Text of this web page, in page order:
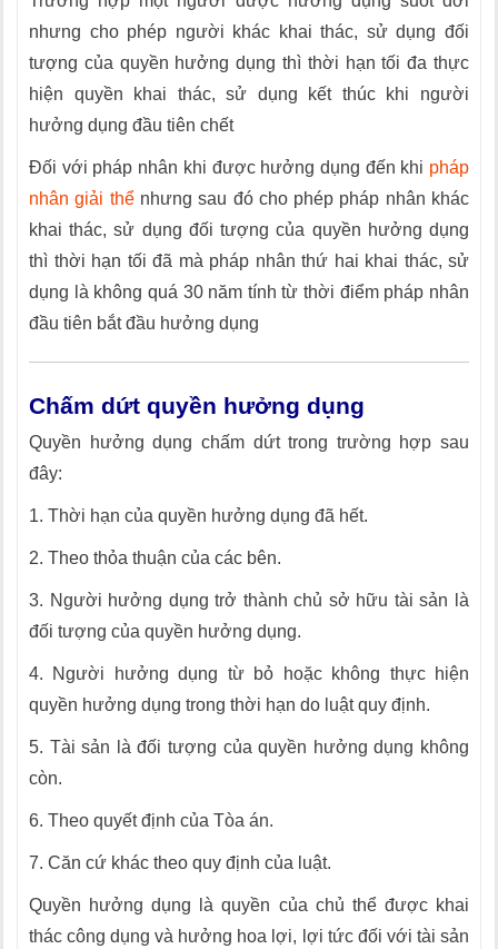
nhưng cho phép người khác khai thác, sử dụng đối
tượng của quyền hưởng dụng thì thời hạn tối đa thực
hiện quyền khai thác, sử dụng kết thúc khi người
hưởng dụng đầu tiên chết
Đối với pháp nhân khi được hưởng dụng đến khi pháp
nhân giải thểnhưng sau đó cho phép pháp nhân khác
khai thác, sử dụng đối tượng của quyền hưởng dụng
thì thời hạn tối đã mà pháp nhân thứ hai khai thác, sử
dụng là không quá 30 năm tính từ thời điểm pháp nhân
đầu tiên bắt đầu hưởng dụng
Chấm dứt quyền hưởng dụng
Quyền hưởng dụng chấm dứt trong trường hợp sau
đây:
1. Thời hạn của quyền hưởng dụng đã hết.
2. Theo thỏa thuận của các bên.
3. Người hưởng dụng trở thành chủ sở hữu tài sản là
đối tượng của quyền hưởng dụng.
4. Người hưởng dụng từ bỏ hoặc không thực hiện
quyền hưởng dụng trong thời hạn do luật quy định.
5. Tài sản là đối tượng của quyền hưởng dụng không
còn.
6. Theo quyết định của Tòa án.
7. Căn cứ khác theo quy định của luật.
Quyền hưởng dụng là quyền của chủ thể được khai
thác công dụng và hưởng hoa lợi, lợi tức đối với tài sản